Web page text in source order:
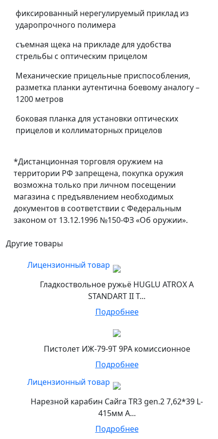
фиксированный нерегулируемый приклад из
ударопрочного полимера
съемная щека на прикладе для удобства
стрельбы с оптическим прицелом
Механические прицельные приспособления,
разметка планки аутентична боевому аналогу –
1200 метров
боковая планка для установки оптических
прицелов и коллиматорных прицелов
*Дистанционная торговля оружием на
территории РФ запрещена, покупка оружия
возможна только при личном посещении
магазина с предъявлением необходимых
документов в соответствии с Федеральным
законом от 13.12.1996 №150-ФЗ «Об оружии».
Другие товары
Лицензионный товар
Гладкоствольное ружьё HUGLU ATROX A
STANDART II T...
Подробнее
Пистолет ИЖ-79-9Т 9РА комиссионное
Подробнее
Лицензионный товар
Нарезной карабин Сайга TR3 gen.2 7,62*39 L-
415мм А...
Подробнее